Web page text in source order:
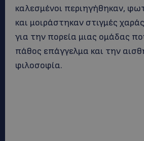
καλεσμένοι περιηγήθηκαν,
και μοιράστηκαν στιγμές
για την πορεία μιας ομάδας
πάθος επάγγελμα και την
φιλοσοφία.